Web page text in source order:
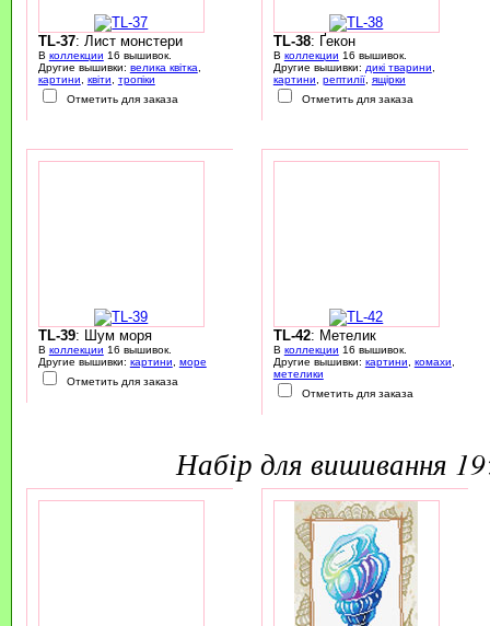
TL-37: Лист монстери
В коллекции 16 вышивок.
Другие вышивки: велика квітка,
картини, квіти, тропіки
Отметить для заказа
TL-38: Ґекон
В коллекции 16 вышивок.
Другие вышивки: дикі тварини,
картини, рептилії, ящірки
Отметить для заказа
TL-39: Шум моря
В коллекции 16 вышивок.
Другие вышивки: картини, море
Отметить для заказа
TL-42: Метелик
В коллекции 16 вышивок.
Другие вышивки: картини, комахи,
метелики
Отметить для заказа
набір для вишивання